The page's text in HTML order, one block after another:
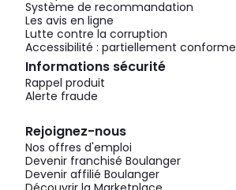
Système de recommandation
Les avis en ligne
Lutte contre la corruption
Accessibilité : partiellement conforme
Informations sécurité
Rappel produit
Alerte fraude
Rejoignez-nous
Nos offres d'emploi
Devenir franchisé Boulanger
Devenir affilié Boulanger